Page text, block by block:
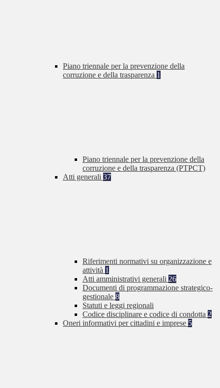
Piano triennale per la prevenzione della
corruzione e della trasparenza 1
Piano triennale per la prevenzione della
corruzione e della trasparenza (PTPCT)
Atti generali 37
Riferimenti normativi su organizzazione e
attività 1
Atti amministrativi generali 26
Documenti di programmazione strategico-
gestionale 8
Statuti e leggi regionali
Codice disciplinare e codice di condotta 2
Oneri informativi per cittadini e imprese 5